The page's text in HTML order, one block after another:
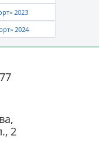
2023
2024
2